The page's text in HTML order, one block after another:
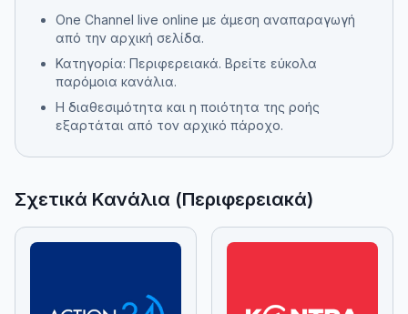
One Channel live online με άμεση αναπαραγωγή
από την αρχική σελίδα.
Κατηγορία: Περιφερειακά. Βρείτε εύκολα
παρόμοια κανάλια.
Η διαθεσιμότητα και η ποιότητα της ροής
εξαρτάται από τον αρχικό πάροχο.
Σχετικά Κανάλια (Περιφερειακά)